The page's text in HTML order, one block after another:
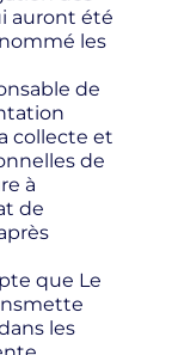
auront été
les
de
collecte et
de
à
de
que Le
les